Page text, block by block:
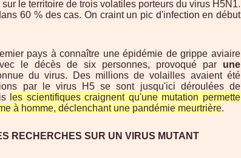
le territoire de trois volatiles porteurs du virus H5N1.
60 % des cas. On craint un pic d'infection en début
pays à connaître une épidémie de grippe aviaire
le décès de six personnes, provoqué par une
du virus. Des millions de volailles avaient été
par le virus H5 se sont jusqu'ici déroulées de
les scientifiques craignent qu'une mutation permette
à homme, déclenchant une pandémie meurtrière.
RECHERCHES SUR UN VIRUS MUTANT